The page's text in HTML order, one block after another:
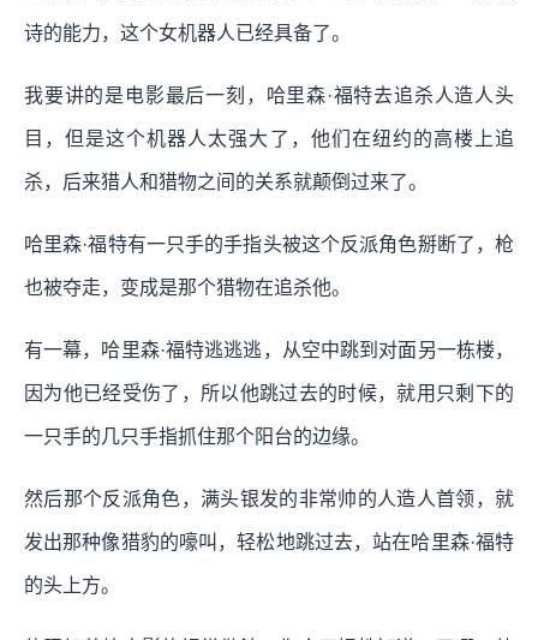
诗的能力，这个女机器人已经具备了。
我要讲的是电影最后一刻，哈里森·福特去追杀人造人头
目，但是这个机器人太强大了，他们在纽约的高楼上追
杀，后来猎人和猎物之间的关系就颠倒过来了。
哈里森·福特有一只手的手指头被这个反派角色掰断了，枪
也被夺走，变成是那个猎物在追杀他。
有一幕，哈里森·福特逃逃逃，从空中跳到对面另一栋楼，
因为他已经受伤了，所以他跳过去的时候，就用只剩下的
一只手的几只手指抓住那个阳台的边缘。
然后那个反派角色，满头银发的非常帅的人造人首领，就
发出那种像猎豹的嚎叫，轻松地跳过去，站在哈里森·福特
的头上方。